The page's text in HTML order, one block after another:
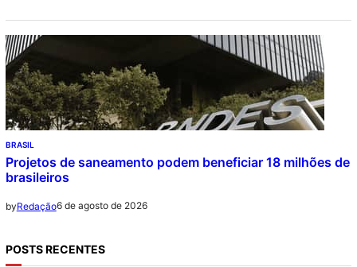
BRASIL
Projetos de saneamento podem beneficiar 18 milhões de
brasileiros
byRedação6 de agosto de 2026
POSTS RECENTES